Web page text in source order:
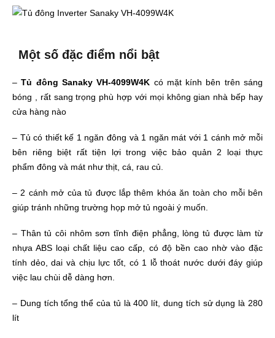
Một số đặc điểm nổi bật
–Tủ đông Sanaky VH-4099W4K có mặt kính bên trên sáng
bóng , rất sang trọng phù hợp với mọi không gian nhà bếp hay
cửa hàng nào
– Tủ có thiết kế 1 ngăn đông và 1 ngăn mát với 1 cánh mở mỗi
bên riêng biệt rất tiện lợi trong việc bảo quản 2 loại thực
phẩm đông và mát như thịt, cá, rau củ.
– 2 cánh mở của tủ được lắp thêm khóa ăn toàn cho mỗi bên
giúp tránh những trường họp mở tủ ngoài ý muốn.
– Thân tủ côi nhôm sơn tĩnh điện phẳng, lòng tủ được làm từ
nhựa ABS loại chất liệu cao cấp, có độ bền cao nhờ vào đặc
tính dẻo, dai và chịu lực tốt, có 1 lỗ thoát nước dưới đáy giúp
việc lau chùi dễ dàng hơn.
– Dung tích tổng thể của tủ là 400 lít, dung tích sử dụng là 280
lít